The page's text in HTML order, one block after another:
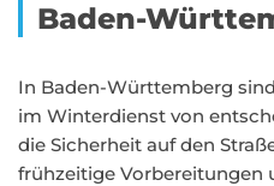
Baden-
In Baden-Württemberg
im Winterdienst von
die Sicherheit auf den
frühzeitige Vorbereitungen